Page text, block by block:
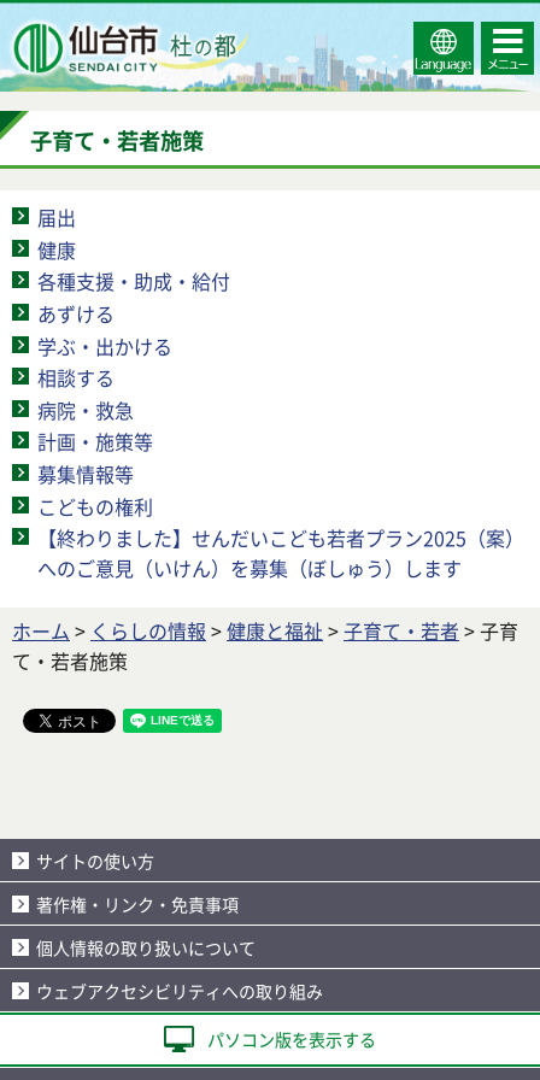
Select
Language
コンテ
ンツメ
ニュー
子育て・若者施策
届出
健康
各種支援・助成・給付
あずける
学ぶ・出かける
相談する
病院・救急
計画・施策等
募集情報等
こどもの権利
【終わりました】せんだいこども若者プラン2025（案）
へのご意見（いけん）を募集（ぼしゅう）します
ホーム > くらしの情報 >健康と福祉 >子育て・若者 > 子育
て・若者施策
サイトの使い方
著作権・リンク・免責事項
個人情報の取り扱いについて
ウェブアクセシビリティへの取り組み
パソコン版を表示する